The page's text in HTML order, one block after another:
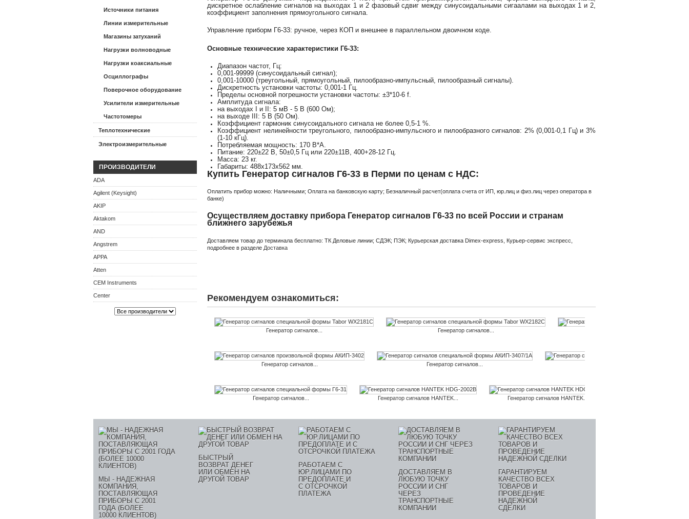
Источники питания
Линии измерительные
Магазины затуханий
Нагрузки волноводные
Нагрузки коаксиальные
Осциллографы
Поверочное оборудование
Усилители измерительные
Частотомеры
Теплотехнические
Электроизмерительные
ПРОИЗВОДИТЕЛИ
ADA
Agilent (Keysight)
AKIP
Aktakom
AND
Angstrem
APPA
Atten
CEM Instruments
Center
дискретное ослабление сигналов на выходах 1 и 2 фазовый сдвиг между синусоидальными сигаалами на выходах 1 и 2,
коэффициент заполнения прямоугольного сигнала.
Управление приборм Г6-33: ручное, через КОП и внешнее в параллельном двоичном коде.
Основные технические характеристики Г6-33:
Диапазон частот, Гц:
0,001-99999 (синусоидальный сигнал);
0,001-10000 (треугольный, прямоугольный, пилообразно-импульсный, пилообразный сигналы).
Дискретность установки частоты: 0,001-1 Гц.
Пределы основной погрешности установки частоты: ±3*10-6 f.
Амплитуда сигнала:
на выходах I и II: 5 мВ - 5 В (600 Ом);
на выходе III: 5 В (50 Ом).
Коэффициент гармоник синусоидального сигнала не более 0,5-1 %.
Коэффициент нелинейности треугольного, пилообразно-импульсного и пилообразного сигналов: 2% (0,001-0,1 Гц) и 3%
(1-10 кГц).
Потребляемая мощность: 170 В*А.
Питание: 220±22 В, 50±0,5 Гц или 220±11В, 400+28-12 Гц.
Масса: 23 кг.
Габариты: 488х173х562 мм.
Купить Генератор сигналов Г6-33 в Перми по ценам с НДС:
Оплатить прибор можно: Наличными; Оплата на банковскую карту; Безналичный расчет(оплата счета от ИП, юр.лиц и физ.лиц через оператора в
банке)
Осуществляем доставку прибора Генератор сигналов Г6-33 по всей России и странам
ближнего зарубежья
Доставляем товар до терминала бесплатно: ТК Деловые линии; СДЭК; ПЭК; Курьерская доставка Dimex-express, Курьер-сервис экспресс,
подробнее в разделе Доставка
Рекомендуем ознакомиться:
Генератор сигналов... Генератор сигналов...
Генератор сигналов... Генератор сигналов...
Генератор сигналов... Генератор сигналов HANTEK... Генератор сигналов HANTEK...
МЫ - НАДЕЖНАЯ
КОМПАНИЯ,
ПОСТАВЛЯЮЩАЯ
ПРИБОРЫ С 2001
ГОДА (БОЛЕЕ
10000 КЛИЕНТОВ)
БЫСТРЫЙ
ВОЗВРАТ ДЕНЕГ
ИЛИ ОБМЕН НА
ДРУГОЙ ТОВАР
РАБОТАЕМ С
ЮР.ЛИЦАМИ ПО
ПРЕДОПЛАТЕ И
С ОТСРОЧКОЙ
ПЛАТЕЖА
ДОСТАВЛЯЕМ В
ЛЮБУЮ ТОЧКУ
РОССИИ И СНГ
ЧЕРЕЗ
ТРАНСПОРТНЫЕ
КОМПАНИИ
ГАРАНТИРУЕМ
КАЧЕСТВО ВСЕХ
ТОВАРОВ И
ПРОВЕДЕНИЕ
НАДЕЖНОЙ
СДЕЛКИ